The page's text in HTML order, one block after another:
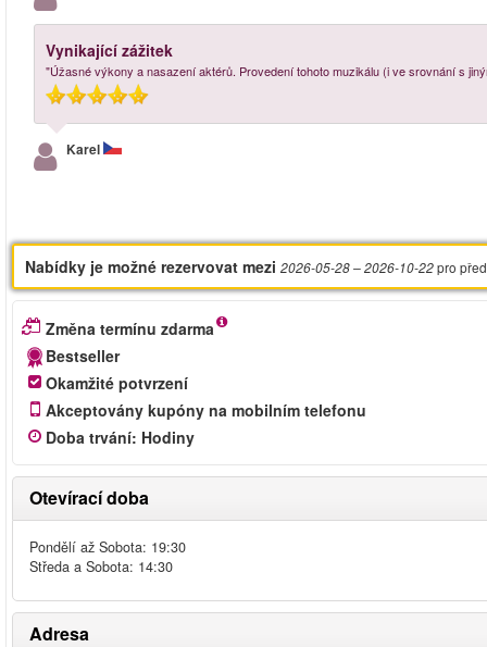
Vynikající zážitek
"Úžasné výkony a nasazení aktérů. Provedení tohoto muzikálu (i ve srovnání s
Karel
Nabídky je možné rezervovat mezi 2026-05-28– 2026-10-22pro
Změna termínu zdarma
Bestseller
Okamžité potvrzení
Akceptovány kupóny na mobilním telefonu
Doba trvání: Hodiny
Otevírací doba
Pondělí až Sobota: 19:30
Středa a Sobota: 14:30
Adresa